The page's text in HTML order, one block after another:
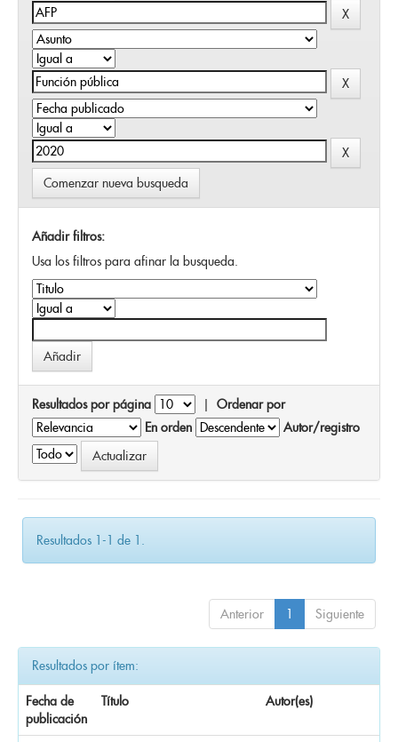
Comenzar nueva busqueda
Añadir filtros:
Usa los filtros para afinar la busqueda.
Resultados por página | Ordenar por
En orden
Autor/registro
Resultados 1-1 de 1.
Anterior 1 Siguiente
Resultados por ítem:
Fecha de
publicación
Título Autor(es)